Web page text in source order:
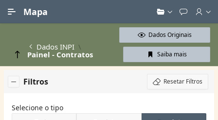
Mapa
Dados INPI
Painel - Contratos
Dados Originais
Saiba mais
Filtros Resetar Filtros
Selecione o tipo